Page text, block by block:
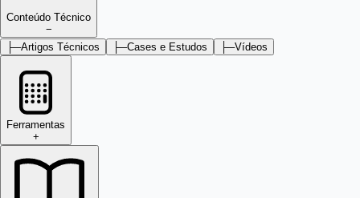
Conteúdo Técnico
−
├─Artigos Técnicos ├─Cases e Estudos ├─Vídeos
Ferramentas
+